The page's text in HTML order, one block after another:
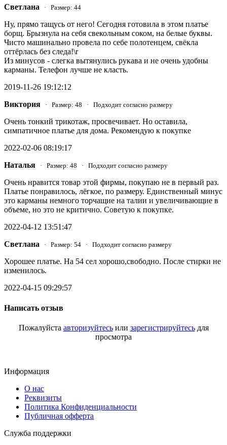
Светлана · Размер: 44
Ну, прямо тащусь от него! Сегодня готовила в этом платье
борщ. Брызнула на себя свекольным соком, на белые буквы.
Чисто машинально провела по себе полотенцем, свёкла
оттёрлась без следа!\r
Из минусов - слегка вытянулись рукава и не очень удобны
карманы. Телефон лучше не класть.
2019-11-26 19:12:12
Виктория · Размер: 48 · Подходит согласно размеру
Очень тонкий трикотаж, просвечивает. Но оставила,
симпатичное платье для дома. Рекомендую к покупке
2022-02-06 08:19:17
Наталья · Размер: 48 · Подходит согласно размеру
Очень нравится товар этой фирмы, покупаю не в первый раз.
Платье понравилось, лёгкое, по размеру. Единственный минус
это карманы немного торчащие на талии и увеличивающие в
объеме, но это не критично. Советую к покупке.
2022-04-12 13:51:47
Светлана · Размер: 54 · Подходит согласно размеру
Хорошее платье. На 54 сел хорошо,свободно. После стирки не
изменилось.
2022-04-15 09:29:57
Написать отзыв
Пожалуйста авторизуйтесьили зарегистрируйтесьдля
просмотра
Информация
О нас
Реквизиты
Политика Конфиденциальности
Публичная офферта
Служба поддержки